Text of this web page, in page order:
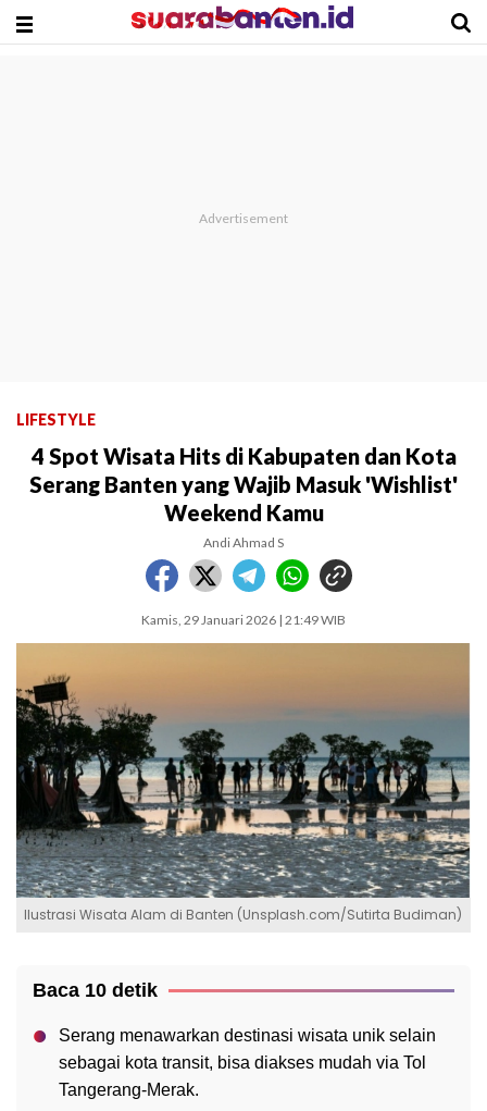
LIFESTYLE
4 Spot Wisata Hits di Kabupaten dan Kota
Serang Banten yang Wajib Masuk 'Wishlist'
Weekend Kamu
Andi Ahmad S
Kamis, 29 Januari 2026 | 21:49 WIB
Ilustrasi Wisata Alam di Banten (Unsplash.com/Sutirta Budiman)
Baca 10 detik
Serang menawarkan destinasi wisata unik selain
sebagai kota transit, bisa diakses mudah via Tol
Tangerang-Merak.